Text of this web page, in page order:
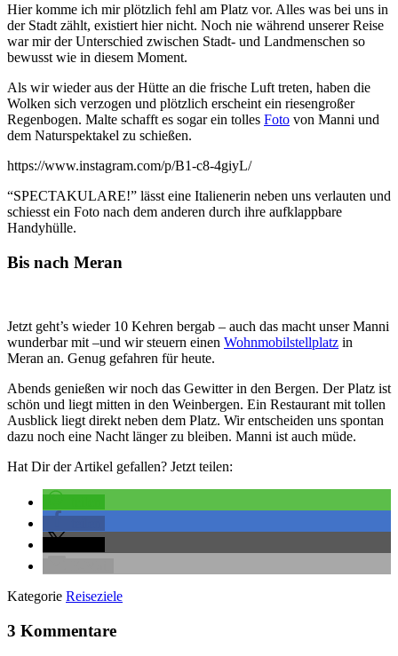
Hier komme ich mir plötzlich fehl am Platz vor. Alles was bei uns in
der Stadt zählt, existiert hier nicht. Noch nie während unserer Reise
war mir der Unterschied zwischen Stadt- und Landmenschen so
bewusst wie in diesem Moment.
Als wir wieder aus der Hütte an die frische Luft treten, haben die
Wolken sich verzogen und plötzlich erscheint ein riesengroßer
Regenbogen. Malte schafft es sogar ein tolles Foto von Manni und
dem Naturspektakel zu schießen.
https://www.instagram.com/p/B1-c8-4giyL/
“SPECTAKULARE!” lässt eine Italienerin neben uns verlauten und
schiesst ein Foto nach dem anderen durch ihre aufklappbare
Handyhülle.
Bis nach Meran
Jetzt geht’s wieder 10 Kehren bergab – auch das macht unser Manni
wunderbar mit –und wir steuern einen Wohnmobilstellplatz in
Meran an. Genug gefahren für heute.
Abends genießen wir noch das Gewitter in den Bergen. Der Platz ist
schön und liegt mitten in den Weinbergen. Ein Restaurant mit tollen
Ausblick liegt direkt neben dem Platz. Wir entscheiden uns spontan
dazu noch eine Nacht länger zu bleiben. Manni ist auch müde.
Hat Dir der Artikel gefallen? Jetzt teilen:
Kategorie Reiseziele
3 Kommentare